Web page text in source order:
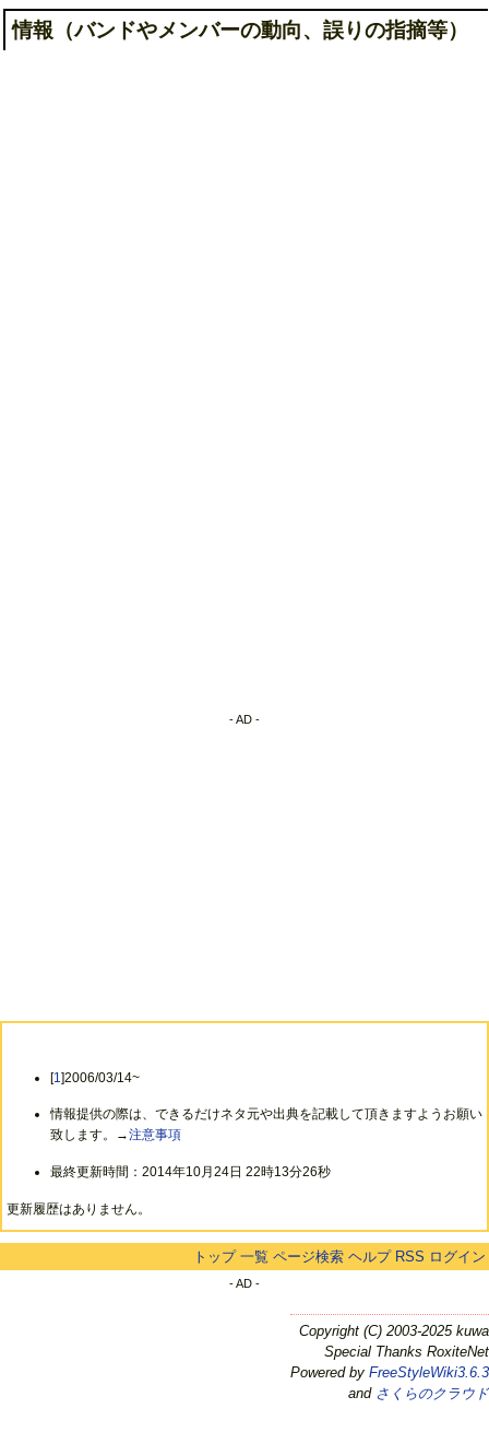
情報（バンドやメンバーの動向、誤りの指摘等）
- AD -
[1 ]2006/03/14~
情報提供の際は、できるだけネタ元や出典を記載して頂きますようお願い
致します。→注意事項
最終更新時間：2014年10月24日 22時13分26秒
更新履歴はありません。
トップ 一覧 ページ検索 ヘルプ RSS ログイン
- AD -
Copyright (C) 2003-2025 kuwa
Special Thanks RoxiteNet
Powered by FreeStyleWiki3.6.3
and さくらのクラウド